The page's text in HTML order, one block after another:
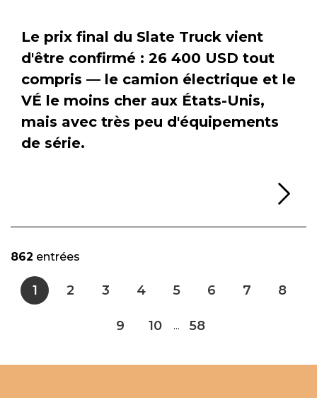
Le prix final du Slate Truck vient
d'être confirmé : 26 400 USD tout
compris — le camion électrique et le
VÉ le moins cher aux États-Unis,
mais avec très peu d'équipements
de série.
862 entrées
1 2 3 4 5 6 7 8
9 10 ... 58